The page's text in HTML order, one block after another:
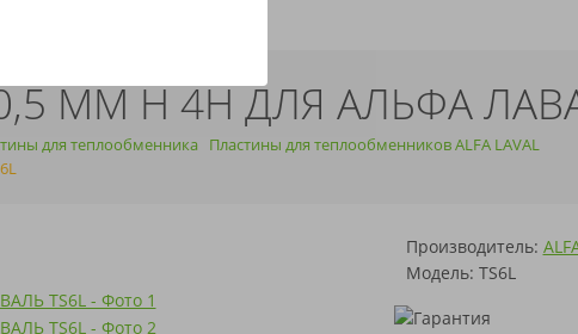
ММ H 4H ДЛЯ АЛЬФА
для теплообменника Пластины для теплообменников ALFA LAVAL
Производитель:
Модель: TS6L